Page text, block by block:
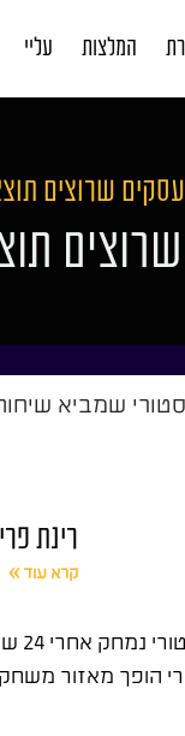
המלצות עליי
שרוצים
שמביא
רינת
קרא עוד »
קידום
הופך מאזור